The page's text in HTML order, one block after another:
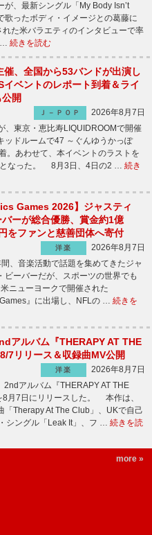
、最新シングル「My Body Isn’t
歌ったボディ・イメージとの葛藤に
た米バラエティのインタビューで率
… 続きを読む
催、全国から53バンドが出演し
イベントのレポート到着＆ライ
開
Ｊ－ＰＯＰ
2026年8月7日
、東京・恵比寿LIQUIDROOMで開催
ッドルームで47 ～ぐんゆうかっぽ
。あわせて、本イベントのラストを
となった。 8月3日、4日の2 … 続き
Games 2026】ジャスティ
バーが総合優勝、賞金約1億
をファンと慈善団体へ寄付
洋楽
2026年8月7日
、音楽活動で話題を集めてきたジャ
ビーバーだが、スポーツの世界でも
ニューヨークで開催された
』に出場し、NFLの … 続きを
アルバム『THERAPY AT THE
7リリース＆収録曲MV公開
洋楽
2026年8月7日
アルバム『THERAPY AT THE
8月7日にリリースした。 本作は、
「Therapy At The Club」、UKで自己
シングル「Leak It」、フ … 続きを読
more »